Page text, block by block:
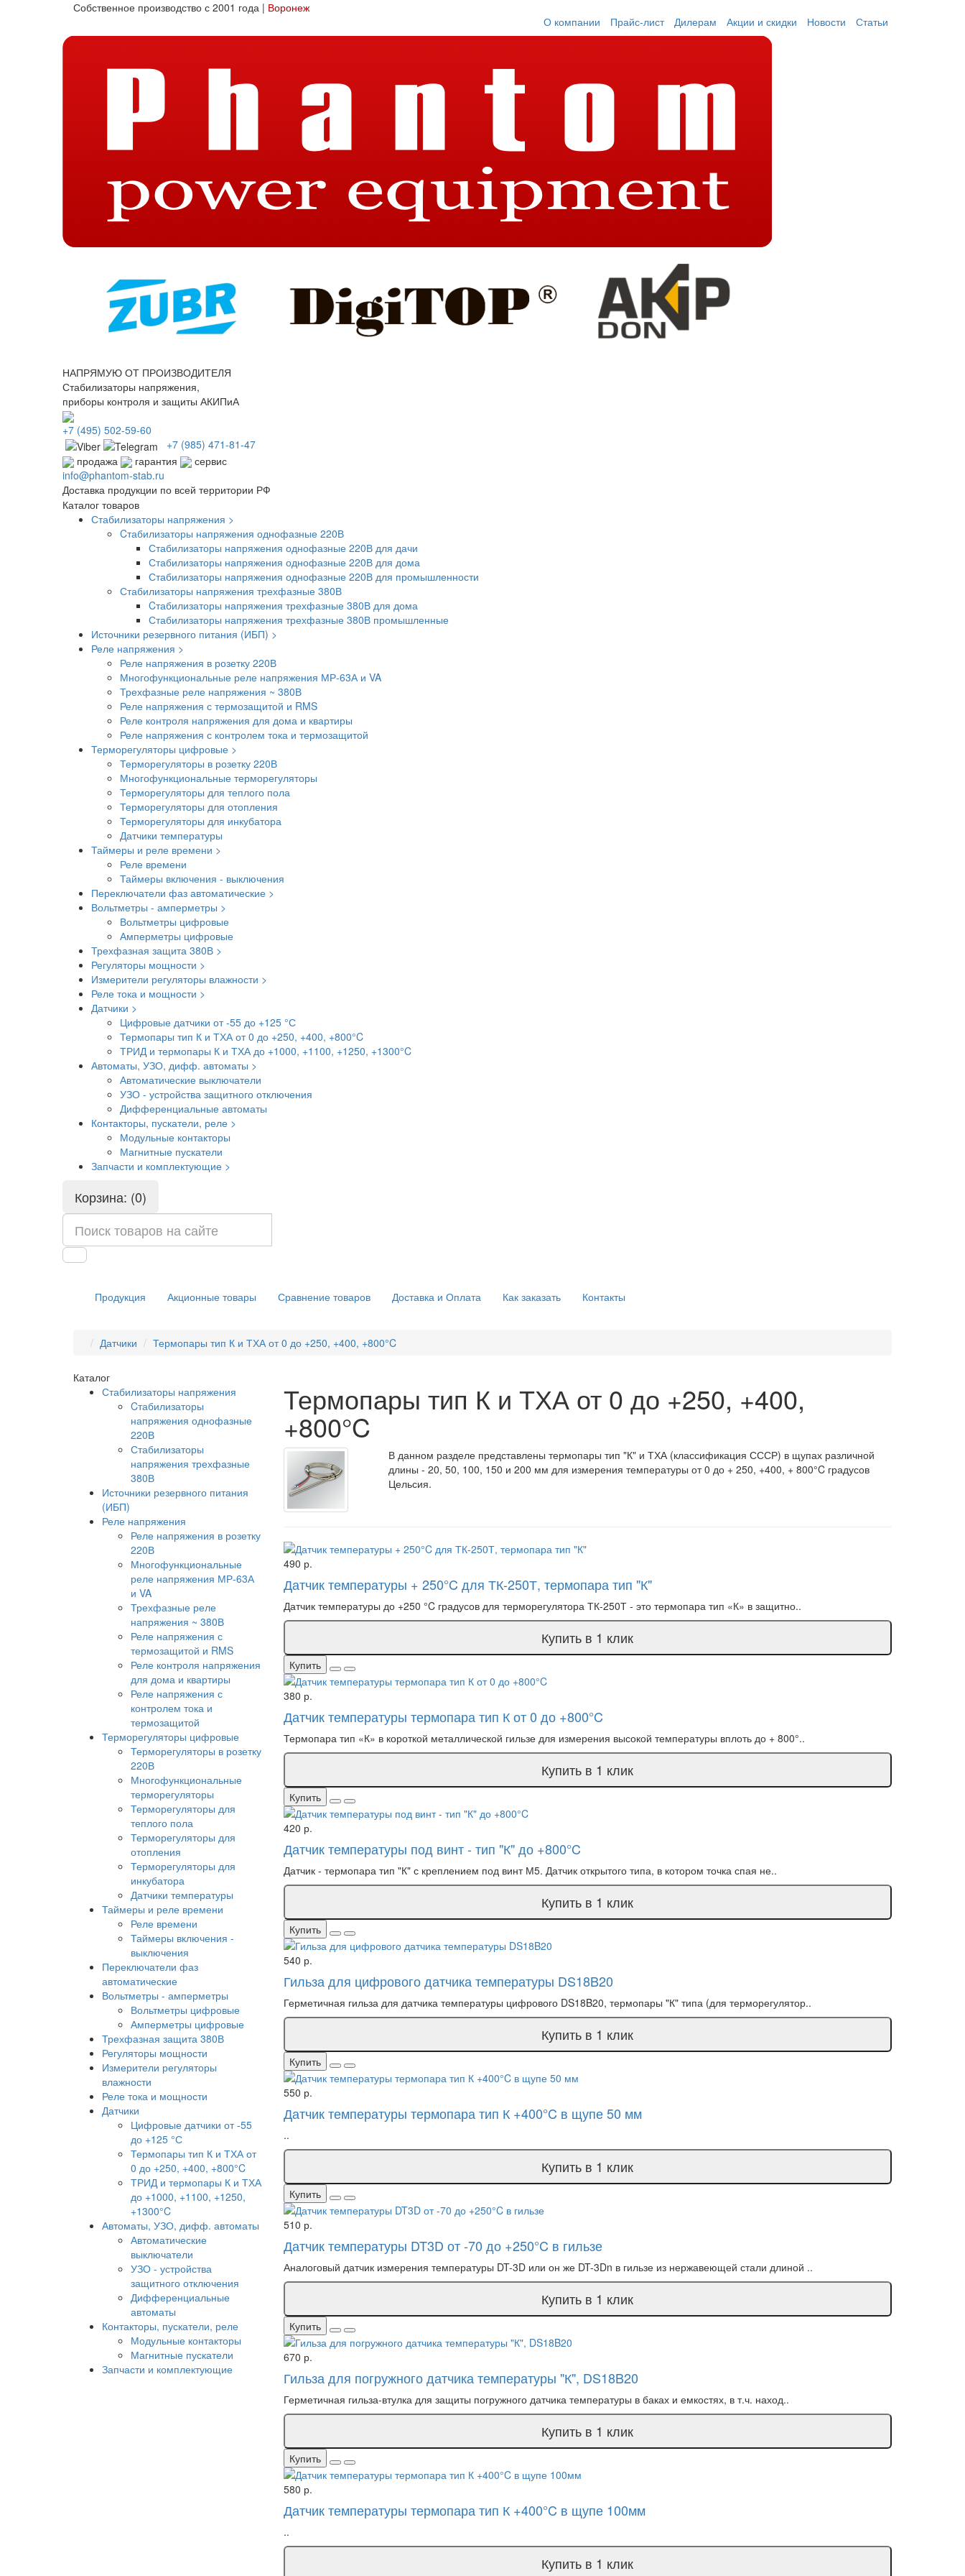
Собственное производство с 2001 года | Воронеж
О компании
Прайс-лист Дилерам Акции и скидки Новости Статьи
НАПРЯМУЮ ОТ ПРОИЗВОДИТЕЛЯ
Стабилизаторы напряжения,
приборы контроля и защиты АКИПиА
+7 (495) 502-59-60
+7 (985) 471-81-47
продажа
гарантия
сервис
info@phantom-stab.ru
Доставка продукции по всей территории РФ
Каталог товаров
Стабилизаторы напряжения >
Cтабилизаторы напряжения однофазные 220В
Стабилизаторы напряжения однофазные 220В для дачи
Стабилизаторы напряжения однофазные 220В для дома
Стабилизаторы напряжения однофазные 220В для промышленности
Стабилизаторы напряжения трехфазные 380В
Cтабилизаторы напряжения трехфазные 380В для дома
Стабилизаторы напряжения трехфазные 380В промышленные
Источники резервного питания (ИБП) >
Реле напряжения >
Реле напряжения в розетку 220В
Многофункциональные реле напряжения МР-63А и VA
Трехфазные реле напряжения ~ 380В
Реле напряжения с термозащитой и RMS
Реле контроля напряжения для дома и квартиры
Реле напряжения с контролем тока и термозащитой
Терморегуляторы цифровые >
Терморегуляторы в розетку 220В
Многофункциональные терморегуляторы
Терморегуляторы для теплого пола
Терморегуляторы для отопления
Терморегуляторы для инкубатора
Датчики температуры
Таймеры и реле времени >
Реле времени
Таймеры включения - выключения
Переключатели фаз автоматические >
Вольтметры - амперметры >
Вольтметры цифровые
Амперметры цифровые
Трехфазная защита 380В >
Регуляторы мощности >
Измерители регуляторы влажности >
Реле тока и мощности >
Датчики >
Цифровые датчики от -55 до +125 °С
Термопары тип К и ТХА от 0 до +250, +400, +800°C
ТРИД и термопары К и ТХА до +1000, +1100, +1250, +1300°C
Автоматы, УЗО, дифф. автоматы >
Автоматические выключатели
УЗО - устройства защитного отключения
Дифференциальные автоматы
Контакторы, пускатели, реле >
Модульные контакторы
Магнитные пускатели
Запчасти и комплектующие >
Корзина: (0)
Продукция Акционные товары Сравнение товаров Доставка и Оплата Как заказать Контакты
Датчики Термопары тип К и ТХА от 0 до +250, +400, +800°C
Каталог
Стабилизаторы напряжения
Cтабилизаторы
напряжения однофазные
220В
Стабилизаторы
напряжения трехфазные
380В
Источники резервного питания
(ИБП)
Реле напряжения
Реле напряжения в розетку
220В
Многофункциональные
реле напряжения МР-63А
и VA
Трехфазные реле
напряжения ~ 380В
Реле напряжения с
термозащитой и RMS
Реле контроля напряжения
для дома и квартиры
Реле напряжения с
контролем тока и
термозащитой
Терморегуляторы цифровые
Терморегуляторы в розетку
220В
Многофункциональные
терморегуляторы
Терморегуляторы для
теплого пола
Терморегуляторы для
отопления
Терморегуляторы для
инкубатора
Датчики температуры
Таймеры и реле времени
Реле времени
Таймеры включения -
выключения
Переключатели фаз
автоматические
Вольтметры - амперметры
Вольтметры цифровые
Амперметры цифровые
Трехфазная защита 380В
Регуляторы мощности
Измерители регуляторы
влажности
Реле тока и мощности
Датчики
Цифровые датчики от -55
до +125 °С
Термопары тип К и ТХА от
0 до +250, +400, +800°C
ТРИД и термопары К и ТХА
до +1000, +1100, +1250,
+1300°C
Автоматы, УЗО, дифф. автоматы
Автоматические
выключатели
УЗО - устройства
защитного отключения
Дифференциальные
автоматы
Контакторы, пускатели, реле
Модульные контакторы
Магнитные пускатели
Запчасти и комплектующие
Термопары тип К и ТХА от 0 до +250, +400,
+800°C
В данном разделе представлены термопары тип "К" и ТХА (классификация СССР) в щупах различной
длины - 20, 50, 100, 150 и 200 мм для измерения температуры от 0 до + 250, +400, + 800°C градусов
Цельсия.
490 р.
Датчик температуры + 250°C для ТК-250Т, термопара тип "К"
Датчик температуры до +250 °C градусов для терморегулятора ТК-250Т - это термопара тип «К» в защитно..
Купить в 1 клик
Купить
380 р.
Датчик температуры термопара тип К от 0 до +800°C
Термопара тип «К» в короткой металлической гильзе для измерения высокой температуры вплоть до + 800°..
Купить в 1 клик
Купить
420 р.
Датчик температуры под винт - тип "К" до +800°C
Датчик - термопара тип "К" с креплением под винт М5. Датчик открытого типа, в котором точка спая не..
Купить в 1 клик
Купить
540 р.
Гильза для цифрового датчика температуры DS18B20
Герметичная гильза для датчика температуры цифрового DS18B20, термопары "К" типа (для терморегулятор..
Купить в 1 клик
Купить
550 р.
Датчик температуры термопара тип К +400°C в щупе 50 мм
..
Купить в 1 клик
Купить
510 р.
Датчик температуры DT3D от -70 до +250°C в гильзе
Аналоговый датчик измерения температуры DT-3D или он же DT-3Dn в гильзе из нержавеющей стали длиной ..
Купить в 1 клик
Купить
670 р.
Гильза для погружного датчика температуры "К", DS18B20
Герметичная гильза-втулка для защиты погружного датчика температуры в баках и емкостях, в т.ч. наход..
Купить в 1 клик
Купить
580 р.
Датчик температуры термопара тип К +400°C в щупе 100мм
..
Купить в 1 клик